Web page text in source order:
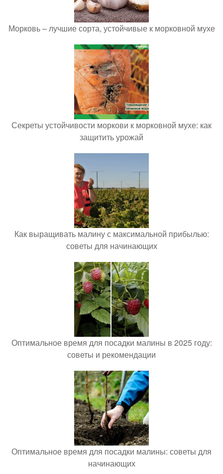
Морковь – лучшие сорта, устойчивые к морковной мухе
Секреты устойчивости моркови к морковной мухе: как
защитить урожай
Как выращивать малину с максимальной прибылью:
советы для начинающих
Оптимальное время для посадки малины в 2025 году:
советы и рекомендации
Оптимальное время для посадки малины: советы для
начинающих